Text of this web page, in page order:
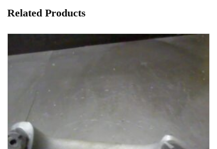
Related Products
1-3 Werktage